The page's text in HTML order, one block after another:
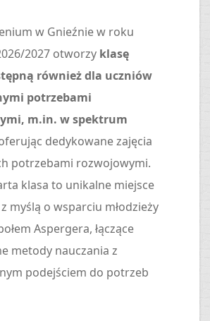
w Gnieźnie w roku
2027 otworzy klasę
również dla uczniów
potrzebami
m.in. w spektrum
dedykowane zajęcia
potrzebami rozwojowymi.
klasa to unikalne miejsce
myślą o wsparciu młodzieży
Aspergera, łączące
metody nauczania z
podejściem do potrzeb